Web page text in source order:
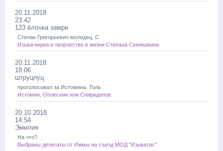
20.11.2018
23:42
123 ёлочка замри
Степан Григорьевич молодец. С
Изьва-керка и творчество в жизни Степана Семяшкина
20.11.2018
18:06
штруцпуц
проголосовал за Истомина. Толь
Истомин, Оплеснин или Спиридонов
20.10.2018
14:54
Эмилия
На что?
Выбраны делегаты от Ижмы на съезд МОД "Изьватас"